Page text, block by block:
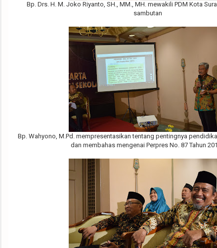
Bp. Drs. H. M. Joko Riyanto, SH., MM., MH. mewakili PDM Kota
sambutan
Bp. Wahyono, M.Pd. mempresentasikan tentang pentingnya
dan membahas mengenai Perpres No. 87 Tahun